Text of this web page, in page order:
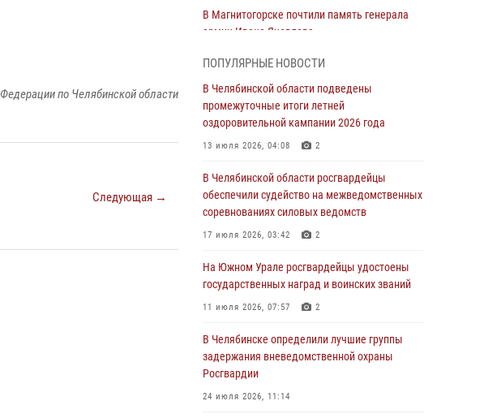
по Челябинской области
Следующая →
В Магнитогорске почтили память генерала
армии Ивана Яковлева
В Магнитогорске сотрудники Росгвардии
задержали рецидивиста за хищение алкоголя
из супермаркета
05 августа 2026, 06:06
На Южном Урале спецназ Росгвардии провел
военно-полевые сборы для кадетов
04 августа 2026, 10:03 1
воров в Челябинске
04 августа 2026, 10:00
задержали подозреваемого в совершении
убийства
03 августа 2026, 11:41
ПОПУЛЯРНЫЕ НОВОСТИ
В Челябинской области подведены
промежуточные итоги летней
оздоровительной кампании 2026 года
13 июля 2026, 04:08 2
В Челябинской области росгвардейцы
обеспечили судейство на межведомственных
соревнованиях силовых ведомств
17 июля 2026, 03:42 2
На Южном Урале росгвардейцы удостоены
государственных наград и воинских званий
11 июля 2026, 07:57 2
В Челябинске определили лучшие группы
задержания вневедомственной охраны
Росгвардии
24 июля 2026, 11:14